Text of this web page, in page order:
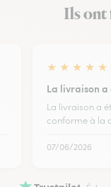
Ils ont
★ ★ ★ ★ ★
La livraison
La livraison a
conforme à la
07/06/2026